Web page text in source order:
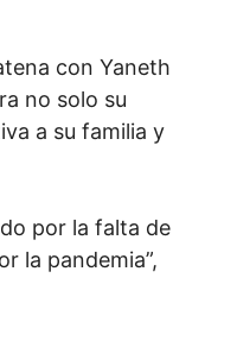
con Yaneth
no solo su
a su familia y
por la falta de
la pandemia”,